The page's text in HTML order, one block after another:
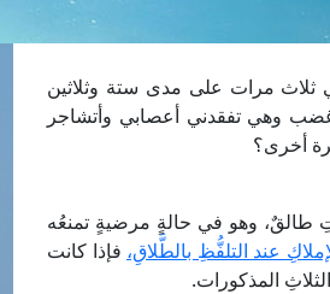
مرات على مدى ستة وثلاثين
وهي تفقدني أعصابي وأتشاجر
أخرى؟
طالقٌ، وهو في حالةٍ مرضيةٍ تمنعُه
عند التلفُّظِ بالطَّلاقِ، فإذا كانت
المذكورات.